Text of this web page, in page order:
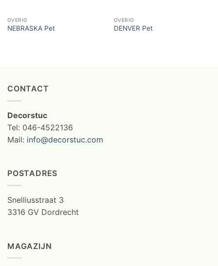
OVERIG
NEBRASKA Pet
OVERIG
DENVER Pet
CONTACT
Decorstuc
Tel: 046-4522136
Mail: info@decorstuc.com
POSTADRES
Snelliusstraat 3
3316 GV Dordrecht
MAGAZIJN